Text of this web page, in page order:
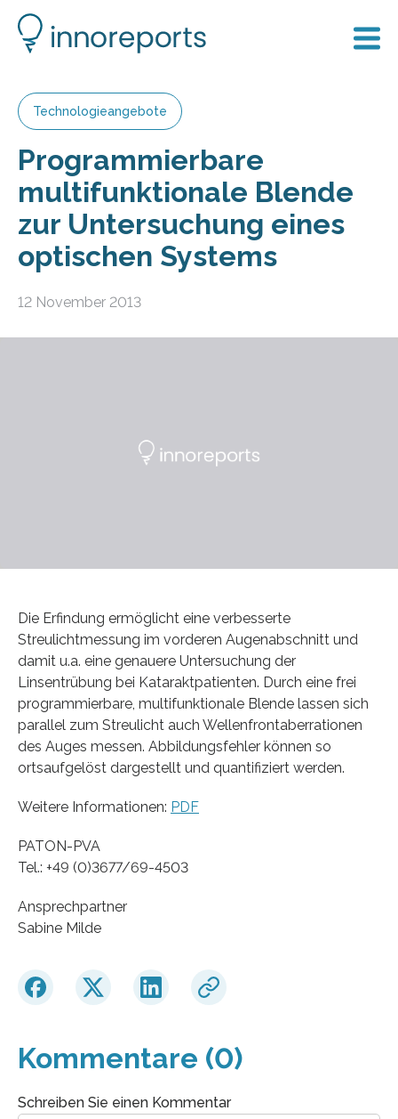
Technologieangebote
Programmierbare
multifunktionale Blende
zur Untersuchung eines
optischen Systems
12 November 2013
Die Erfindung ermöglicht eine verbesserte
Streulichtmessung im vorderen Augenabschnitt und
damit u.a. eine genauere Untersuchung der
Linsentrübung bei Kataraktpatienten. Durch eine frei
programmierbare, multifunktionale Blende lassen sich
parallel zum Streulicht auch Wellenfrontaberrationen
des Auges messen. Abbildungsfehler können so
ortsaufgelöst dargestellt und quantifiziert werden.
Weitere Informationen: PDF
PATON-PVA
Tel.: +49 (0)3677/69-4503
Ansprechpartner
Sabine Milde
Kommentare (0)
Schreiben Sie einen Kommentar